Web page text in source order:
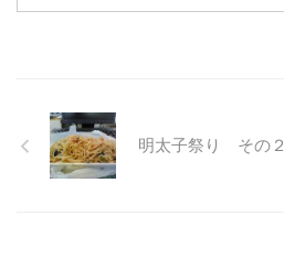
明太子祭り その２